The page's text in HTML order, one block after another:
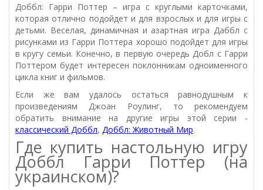
Доббл: Гарри Поттер – игра с круглыми карточками,
которая отлично подойдет и для взрослых и для игры с
детьми. Веселая, динамичная и азартная игра Даббл с
рисунками из Гарри Поттера хорошо подойдет для игры
в кругу семьи. Конечно, в первую очередь Добл с Гарри
Поттером будет интересен поклонникам одноименного
цикла книг и фильмов.
Если же вам удалось остаться равнодушным к
произведениям Джоан Роулинг, то рекомендуем
обратить внимание на другие игры этой серии -
классический Доббл, Доббл: Животный Мир.
Где купить настольную игру
Доббл Гарри Поттер (на
украинском)?